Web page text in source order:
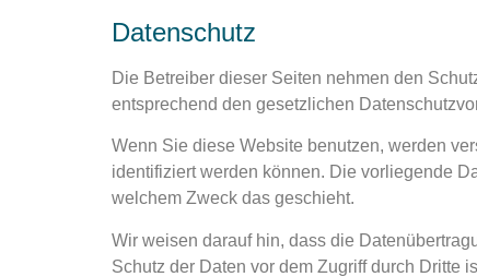
Datenschutz
Die Betreiber dieser Seiten nehmen den
entsprechend den gesetzlichen
Wenn Sie diese Website benutzen, werden
identifiziert werden können. Die vorliegende
welchem Zweck das geschieht.
Wir weisen darauf hin, dass die
Schutz der Daten vor dem Zugriff durch Dritte